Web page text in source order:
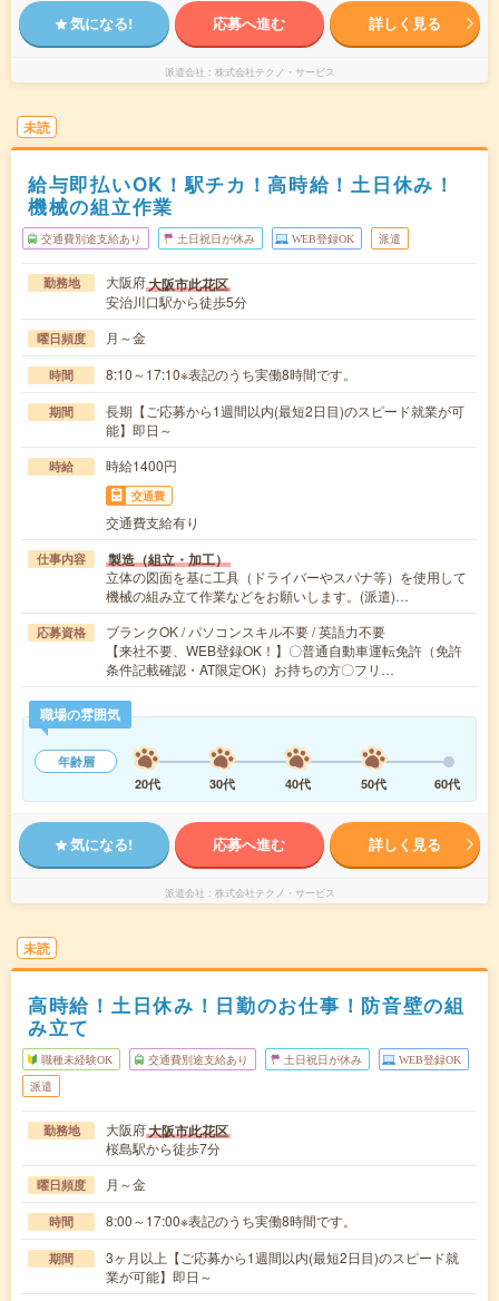
気になる! 応募へ進む 詳しく見る
派遣会社 株式会社テクノ・サービス
未読
給与即払いOK！駅チカ！高時給！土日休み！
機械の組立作業
交通費別途支給あり 土日祝日が休み WEB登録OK 派遣
勤務地 大阪府大阪市此花区
安治川口駅から徒歩5分
曜日頻度 月～金
時間 8:10～17:10※表記のうち実働8時間です。
期間
長期【ご応募から1週間以内(最短2日目)のスピード就業が可
能】即日～
時給 時給1400円
交通費
交通費支給有り
仕事内容 製造（組立・加工）
立体の図面を基に工具（ドライバーやスパナ等）を使用して
機械の組み立て作業などをお願いします。(派遣)…
応募資格
ブランクOK / パソコンスキル不要 / 英語力不要
【来社不要、WEB登録OK！】〇普通自動車運転免許（免許
条件記載確認・AT限定OK）お持ちの方〇フリ…
職場の雰囲気
年齢層
20代
30代 40代 50代 60代
気になる! 応募へ進む 詳しく見る
派遣会社 株式会社テクノ・サービス
未読
高時給！土日休み！日勤のお仕事！防音壁の組
み立て
職種未経験OK 交通費別途支給あり 土日祝日が休み WEB登録OK
派遣
勤務地 大阪府大阪市此花区
桜島駅から徒歩7分
曜日頻度 月～金
時間 8:00～17:00※表記のうち実働8時間です。
期間
3ヶ月以上【ご応募から1週間以内(最短2日目)のスピード就
業が可能】即日～